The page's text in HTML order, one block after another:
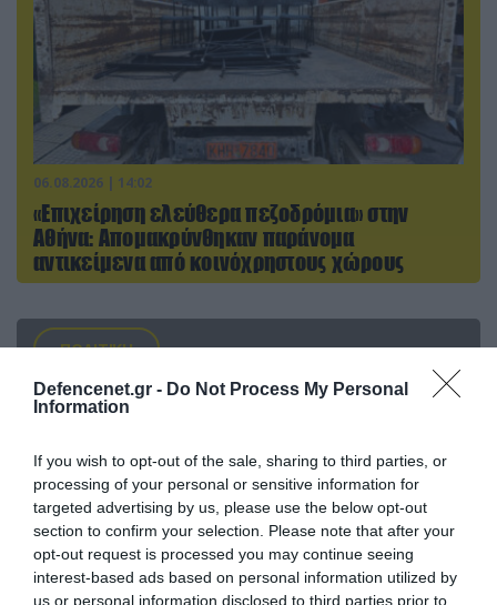
Defencenet.gr - Do Not Process My Personal
Information
If you wish to opt-out of the sale, sharing to third parties, or
processing of your personal or sensitive information for
targeted advertising by us, please use the below opt-out
section to confirm your selection. Please note that after your
opt-out request is processed you may continue seeing
interest-based ads based on personal information utilized by
us or personal information disclosed to third parties prior to
06.08.2026 | 14:02
«Επιχείρηση ελεύθερα πεζοδρόμια» στην
Αθήνα: Απομακρύνθηκαν παράνομα
αντικείμενα από κοινόχρηστους χώρους
ΠΟΛΙΤΙΚΗ